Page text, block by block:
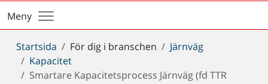
Meny
Du
är
här:
Startsida För dig i branschen
Järnväg
Kapacitet
Smartare Kapacitetsprocess Järnväg (fd TTR